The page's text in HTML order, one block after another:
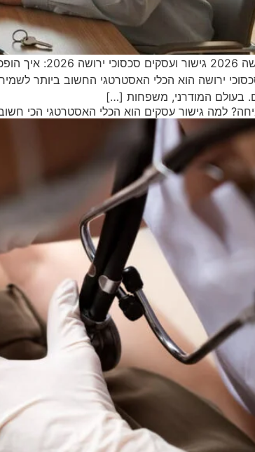
סכסוכי
בעולם המודרני, משפחות […]
למה גישור עסקים הוא הכלי האסטרטגי הכי